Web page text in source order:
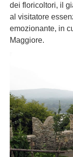
dei floricoltori, il
al visitatore
emozionante, in
Maggiore.